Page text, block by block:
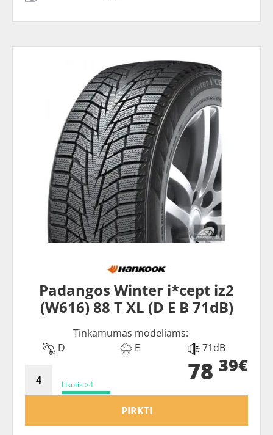
Padangos Winter i*cept iz2
(W616) 88 T XL (D E B 71dB)
Tinkamumas modeliams:
D
E 71dB
Likutis >4 78 39€
PIRKTI